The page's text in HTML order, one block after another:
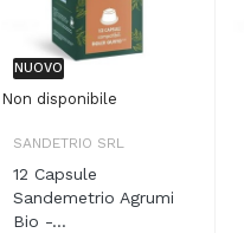
NUOVO
Non disponibile
SANDETRIO SRL
12 Capsule
Sandemetrio Agrumi
Bio -...